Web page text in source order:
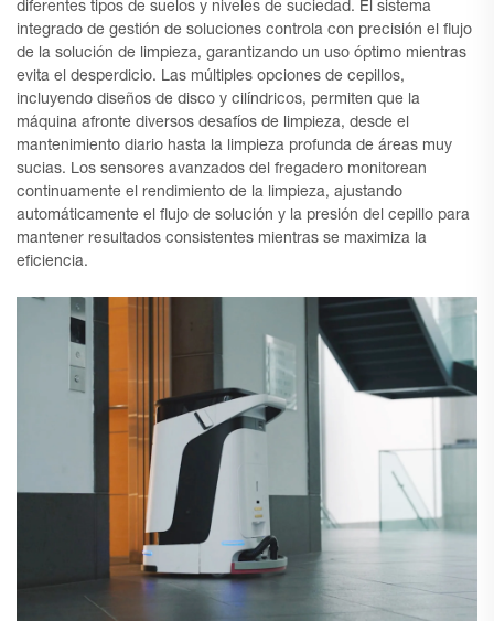
diferentes tipos de suelos y niveles de suciedad. El sistema
integrado de gestión de soluciones controla con precisión el flujo
de la solución de limpieza, garantizando un uso óptimo mientras
evita el desperdicio. Las múltiples opciones de cepillos,
incluyendo diseños de disco y cilíndricos, permiten que la
máquina afronte diversos desafíos de limpieza, desde el
mantenimiento diario hasta la limpieza profunda de áreas muy
sucias. Los sensores avanzados del fregadero monitorean
continuamente el rendimiento de la limpieza, ajustando
automáticamente el flujo de solución y la presión del cepillo para
mantener resultados consistentes mientras se maximiza la
eficiencia.